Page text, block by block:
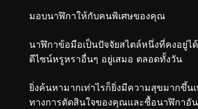
มอบนาฬิกาให้กับคนพิเศษของคุณ
นาฬิกาข้อมือเป็นปัจจัยสไตล์หนึ่งที่คงอยู่
ดีไซน์หรูหราอื่นๆ อยู่เสมอ ตลอดทั้งวัน
ยิ่งค้นหามากเท่าไรก็ยิ่งมีความสุขมากขึ้
ทางการตัดสินใจของคุณและซื้อนาฬิกา